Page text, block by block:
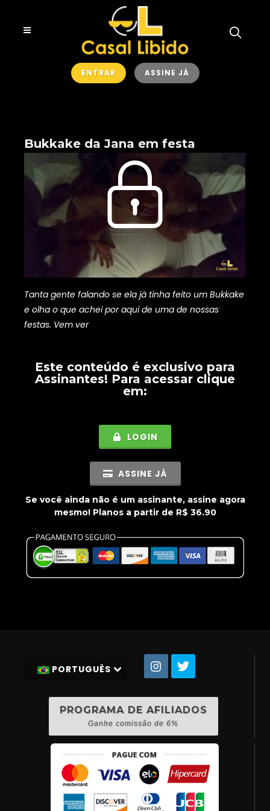
ENTRAR ASSINE JÁ
Bukkake da Jana em festa
Tanta gente falando se ela já tinha feito um Bukkake
e olha o que achei por aqui de uma de nossas
festas. Vem ver
Este conteúdo é exclusivo para
Assinantes! Para acessar clique
em:
LOGIN
ASSINE JÁ
Se você ainda não é um assinante, assine agora
mesmo! Planos a partir de R$ 36.90
PORTUGUÊS
PROGRAMA DE AFILIADOS
Ganhe comissão de 6%